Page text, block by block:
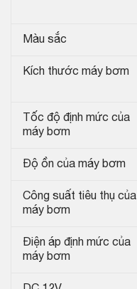
Màu sắc
Kích thước máy bơm
Tốc độ định mức của
máy bơm
Độ ồn của máy bơm
Công suất tiêu thụ của
máy bơm
Điện áp định mức của
máy bơm